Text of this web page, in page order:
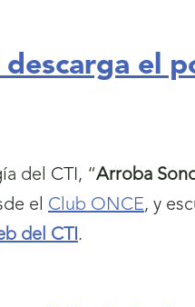
el
del CTI, “Arroba
el Club ONCE, y
del CTI .